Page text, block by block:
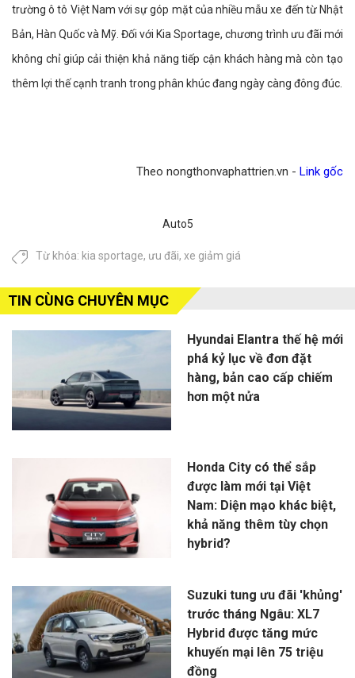
trường ô tô Việt Nam với sự góp mặt của nhiều mẫu xe đến từ Nhật
Bản, Hàn Quốc và Mỹ. Đối với Kia Sportage, chương trình ưu đãi mới
không chỉ giúp cải thiện khả năng tiếp cận khách hàng mà còn tạo
thêm lợi thế cạnh tranh trong phân khúc đang ngày càng đông đúc.
Theo nongthonvaphattrien.vn - Link gốc
Auto5
Từ khóa: kia sportage, ưu đãi, xe giảm giá
TIN CÙNG CHUYÊN MỤC
Hyundai Elantra thế hệ mới
phá kỷ lục về đơn đặt
hàng, bản cao cấp chiếm
hơn một nửa
Honda City có thể sắp
được làm mới tại Việt
Nam: Diện mạo khác biệt,
khả năng thêm tùy chọn
hybrid?
Suzuki tung ưu đãi 'khủng'
trước tháng Ngâu: XL7
Hybrid được tăng mức
khuyến mại lên 75 triệu
đồng